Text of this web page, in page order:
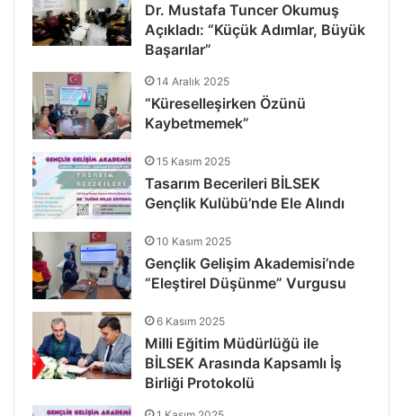
Dr. Mustafa Tuncer Okumuş
Açıkladı: “Küçük Adımlar, Büyük
Başarılar”
14 Aralık 2025
“Küreselleşirken Özünü
Kaybetmemek”
15 Kasım 2025
Tasarım Becerileri BİLSEK
Gençlik Kulübü’nde Ele Alındı
10 Kasım 2025
Gençlik Gelişim Akademisi’nde
“Eleştirel Düşünme” Vurgusu
6 Kasım 2025
Milli Eğitim Müdürlüğü ile
BİLSEK Arasında Kapsamlı İş
Birliği Protokolü